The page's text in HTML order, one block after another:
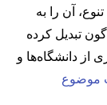
آن را به
تبدیل کرده
دانشگاه‌ها و
موضوع